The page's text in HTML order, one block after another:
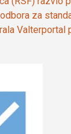
za
Valterportal